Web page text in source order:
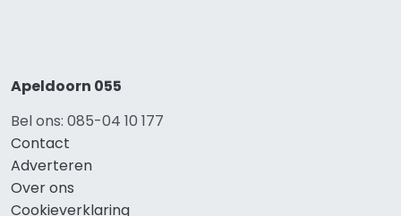
Apeldoorn 055
Bel ons: 085-04 10 177
Contact
Adverteren
Over ons
Cookieverklaring